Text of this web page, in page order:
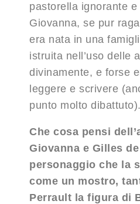
pastorella ignorante
Giovanna, se pur
era nata in una
istruita nell’uso delle
divinamente, e forse
leggere e scrivere
punto molto dibattuto).
Che cosa pensi
Giovanna e Gilles
personaggio che la
come un mostro,
Perrault la figura di